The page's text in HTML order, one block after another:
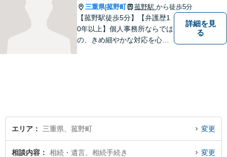
三重県|菰野町 菰野駅 から徒歩5分
【菰野駅徒歩5分】【弁護歴1
0年以上】個人事務所ならでは
の、きめ細やかな対応を心が
詳細を見
る
エリア 三重県、菰野町 変更
相談内容 相続・遺言、相続手続き 変更